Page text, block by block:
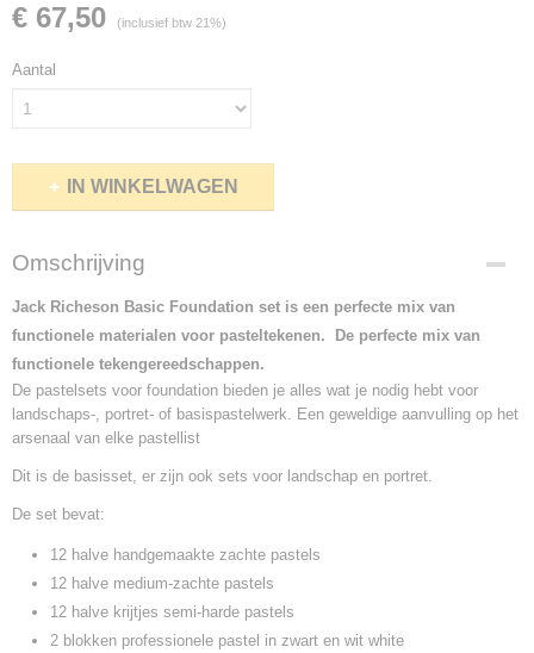
€ 67,50 (inclusief btw 21%)
Aantal
IN WINKELWAGEN
Omschrijving
Jack Richeson Basic Foundation set is een perfecte mix van
functionele materialen voor pasteltekenen. De perfecte mix van
functionele tekengereedschappen.
De pastelsets voor foundation bieden je alles wat je nodig hebt voor
landschaps-, portret- of basispastelwerk. Een geweldige aanvulling op het
arsenaal van elke pastellist
Dit is de basisset, er zijn ook sets voor landschap en portret.
De set bevat:
12 halve handgemaakte zachte pastels
12 halve medium-zachte pastels
12 halve krijtjes semi-harde pastels
2 blokken professionele pastel in zwart en wit white